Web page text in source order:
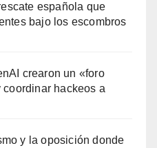
española que
bajo los escombros
crearon un «foro
hackeos a
y la oposición donde